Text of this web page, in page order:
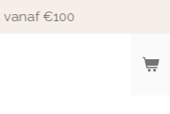
vanaf €100